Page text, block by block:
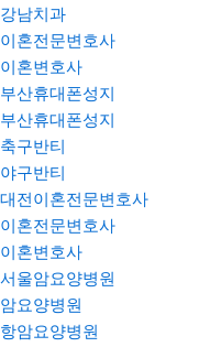
강남치과
이혼전문변호사
이혼변호사
부산휴대폰성지
부산휴대폰성지
축구반티
야구반티
대전이혼전문변호사
이혼전문변호사
이혼변호사
서울암요양병원
암요양병원
항암요양병원